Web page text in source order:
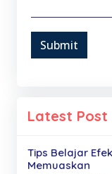
Submit
Latest Post
Tips Belajar
Memuaskan